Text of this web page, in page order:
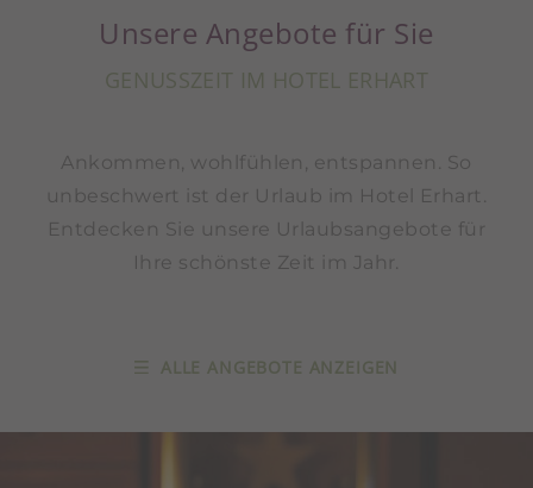
Unsere Angebote für Sie
GENUSSZEIT IM HOTEL ERHART
Ankommen, wohlfühlen, entspannen. So
unbeschwert ist der Urlaub im Hotel Erhart.
Entdecken Sie unsere Urlaubsangebote für
Ihre schönste Zeit im Jahr.
ALLE ANGEBOTE ANZEIGEN